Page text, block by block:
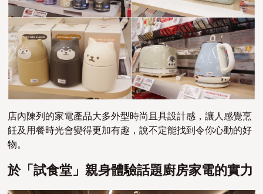
店內陳列的家電產品大多外型時尚且具設計感，讓人感覺烹
飪及用餐時光會變得更加有趣，說不定能找到令你心動的好
物。
於「試食堂」親身體驗話題廚房家電的實力